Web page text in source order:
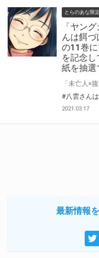
とらのあな限
「ヤン
んは餌
の11巻
を記念
紙を抽選
#八雲さん
2021.03.17
最新情報